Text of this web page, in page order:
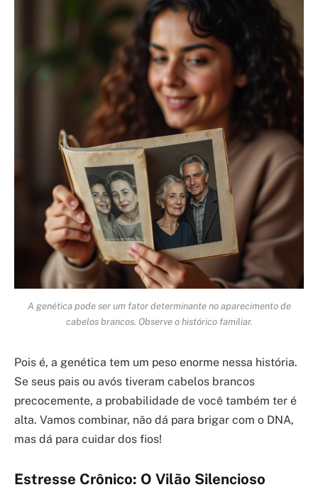
A genética pode ser um fator determinante no aparecimento de
cabelos brancos. Observe o histórico familiar.
Pois é, a genética tem um peso enorme nessa história.
Se seus pais ou avós tiveram cabelos brancos
precocemente, a probabilidade de você também ter é
alta. Vamos combinar, não dá para brigar com o DNA,
mas dá para cuidar dos fios!
Estresse Crônico: O Vilão Silencioso